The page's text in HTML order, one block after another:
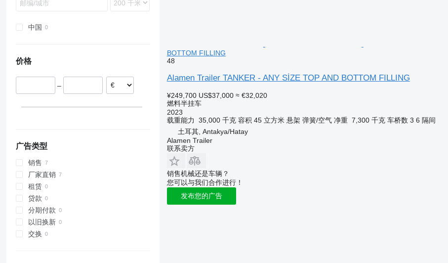
中国
价格
–
广告类型
销售
厂家直销
租赁
贷款
分期付款
以旧换新
交换
BOTTOM FILLING
48
Alamen Trailer TANKER - ANY SİZE TOP AND BOTTOM FILLING
¥249,700 US$37,000 ≈ €32,020
燃料半挂车
2023
载重能力
35,000 千克 容积 45 立方米 悬架 弹簧/空气 净重 7,300 千克 车桥数 3 6 隔间
土耳其, Antakya/Hatay
Alamen Trailer
联系卖方
销售机械还是车辆？
您可以与我们合作进行！
发布您的广告